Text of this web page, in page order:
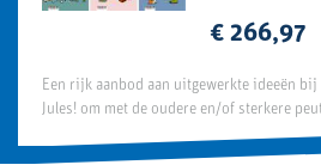
€ 266,97
Een rijk aanbod aan uitgewerkte ideeën
Jules! om met de oudere en/of sterkere